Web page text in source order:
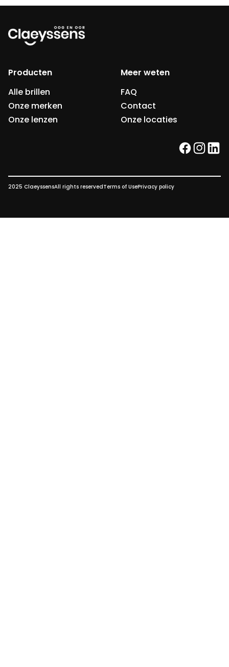
Producten
Alle brillen
Onze merken
Onze lenzen
Meer weten
FAQ
Contact
Onze locaties
facebook
2025 ClaeyssensAll rights reservedTerms of UsePrivacy policy